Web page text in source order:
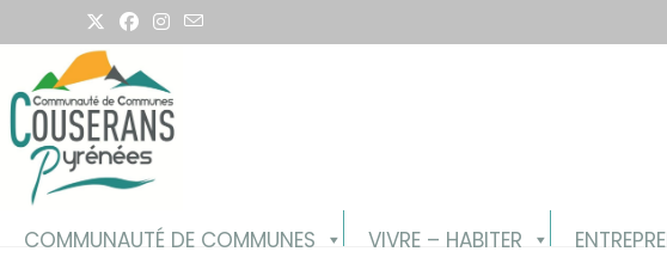
content
COMMUNAUTÉ DE COMMUNES VIVRE – HABITER